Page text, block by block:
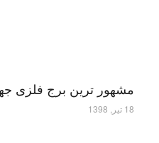
مشهور ترین برج فلزی
18 تیر, 1398